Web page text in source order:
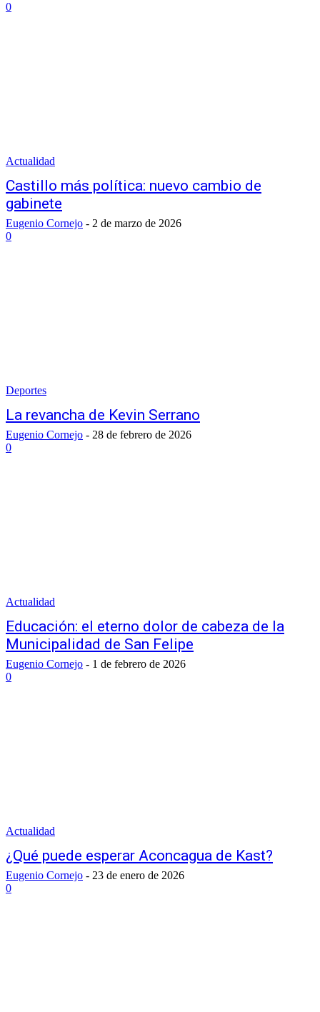
0
Actualidad
Castillo más política: nuevo cambio de
gabinete
Eugenio Cornejo - 2 de marzo de 2026
0
Deportes
La revancha de Kevin Serrano
Eugenio Cornejo - 28 de febrero de 2026
0
Actualidad
Educación: el eterno dolor de cabeza de la
Municipalidad de San Felipe
Eugenio Cornejo - 1 de febrero de 2026
0
Actualidad
¿Qué puede esperar Aconcagua de Kast?
Eugenio Cornejo - 23 de enero de 2026
0